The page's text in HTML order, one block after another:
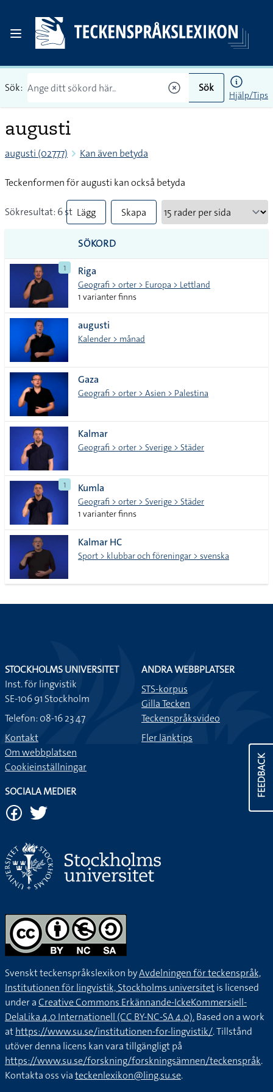
Sök: Sök
Hjälp/Tips
augusti
augusti (02777) Kan även betyda
Teckenformen för augusti kan också betyda
Sökresultat: 6 st Lägg
till
alla i
lista
Skapa
SÖKORD
1 Riga
Geografi > orter > Europa > Lettland
1 varianter finns
augusti
Kalender > månad
Gaza
Geografi > orter > Asien > Palestina
Kalmar
Geografi > orter > Sverige > Städer
1 Kumla
Geografi > orter > Sverige > Städer
1 varianter finns
Kalmar HC
Sport > klubbar och föreningar > svenska
FEEDBACK
STOCKHOLMS UNIVERSITET
Inst. för lingvistik
SE-106 91 Stockholm
Telefon: 08-16 23 47
Kontakt
Om webbplatsen
Cookieinställningar
ANDRA WEBBPLATSER
STS-korpus
Gilla Tecken
Teckenspråksvideo
Fler länktips
SOCIALA MEDIER
Svenskt teckenspråkslexikon byAvdelningen för teckenspråk,
Institutionen för lingvistik, Stockholms universitetis licensed
under aCreative Commons Erkännande-IckeKommersiell-
DelaLika 4.0 Internationell (CC BY-NC-SA 4.0).Based on a work
athttps://www.su.se/institutionen-for-lingvistik/. Tillstånd
utöver denna licens kan vara tillgängligt på
https://www.su.se/forskning/forskningsämnen/teckenspråk.
Kontakta oss viateckenlexikon@ling.su.se.